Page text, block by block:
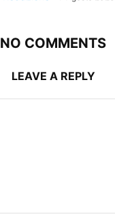
NO COMMENTS
LEAVE A REPLY